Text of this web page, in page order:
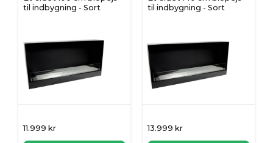
til indbygning - Sort
11.999 kr
til indbygning - Sort
13.999 kr